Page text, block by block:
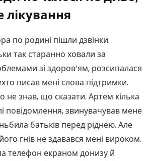
лікування
по родині пішли дзвінки.
так старанно ховали за
зі здоров’ям, розсипалася
писав мені слова підтримки.
не знав, що сказати. Артем кілька
повідомлення, звинувачував мене
батьків перед ріднею. Але
гнів не здавався мені вироком.
телефон екраном донизу й